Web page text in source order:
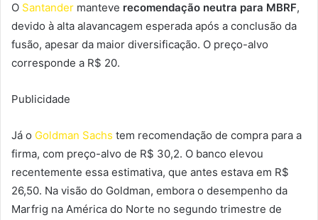
O Santander manteve recomendação neutra para MBRF,
devido à alta alavancagem esperada após a conclusão da
fusão, apesar da maior diversificação. O preço-alvo
corresponde a R$ 20.
Publicidade
Já o Goldman Sachs tem recomendação de compra para a
firma, com preço-alvo de R$ 30,2. O banco elevou
recentemente essa estimativa, que antes estava em R$
26,50. Na visão do Goldman, embora o desempenho da
Marfrig na América do Norte no segundo trimestre de